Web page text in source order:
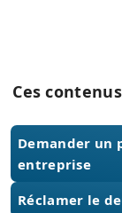
Ces
Demander un
entreprise
Réclamer le